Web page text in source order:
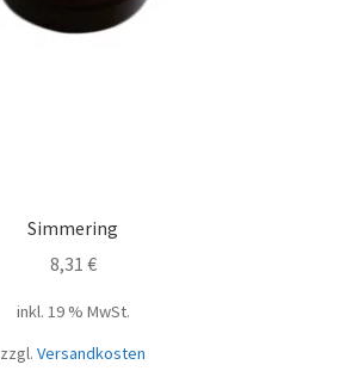
Simmering
8,31 €
inkl. 19 % MwSt.
zzgl. Versandkosten